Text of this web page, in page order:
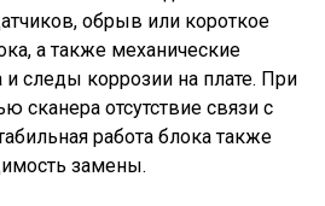
обрыв или короткое
а также механические
следы коррозии на плате. При
сканера отсутствие связи с
работа блока также
замены.